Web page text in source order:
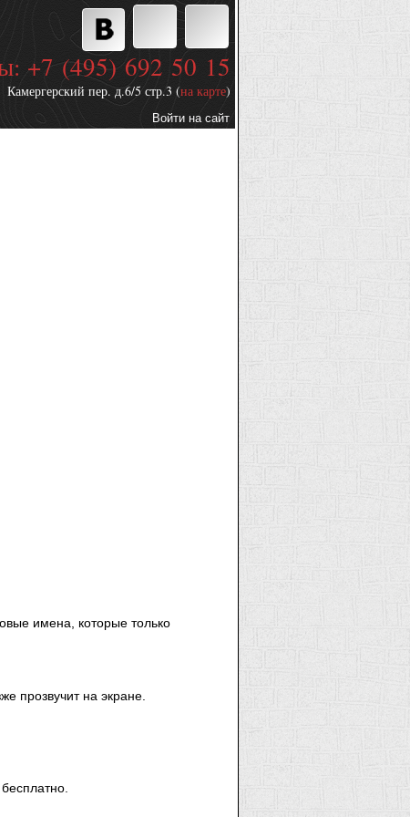
+7 (495) 692 50 15
Камергерский пер. д.6/5 стр.3 (на карте)
Дополнительные
Войти на сайт
имена, которые только
прозвучит на экране.